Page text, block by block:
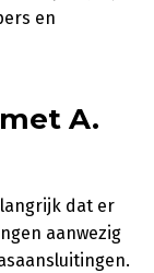
en
A.
dat er
aanwezig